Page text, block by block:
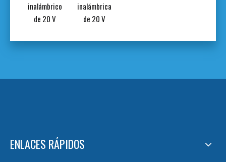
inalámbrico
de 20 V
inalámbrica
de 20 V
ENLACES RÁPIDOS